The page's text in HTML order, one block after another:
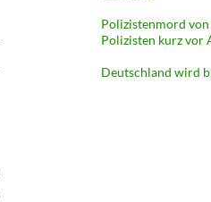
Polizistenmord
Polizisten kurz vor
Deutschland wird